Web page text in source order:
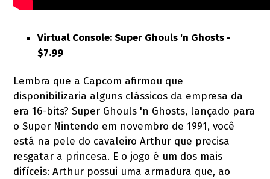
Virtual Console: Super Ghouls 'n Ghosts -
$7.99
Lembra que a Capcom afirmou que
disponibilizaria alguns clássicos da empresa da
era 16-bits? Super Ghouls 'n Ghosts, lançado para
o Super Nintendo em novembro de 1991, você
está na pele do cavaleiro Arthur que precisa
resgatar a princesa. E o jogo é um dos mais
difíceis: Arthur possui uma armadura que, ao